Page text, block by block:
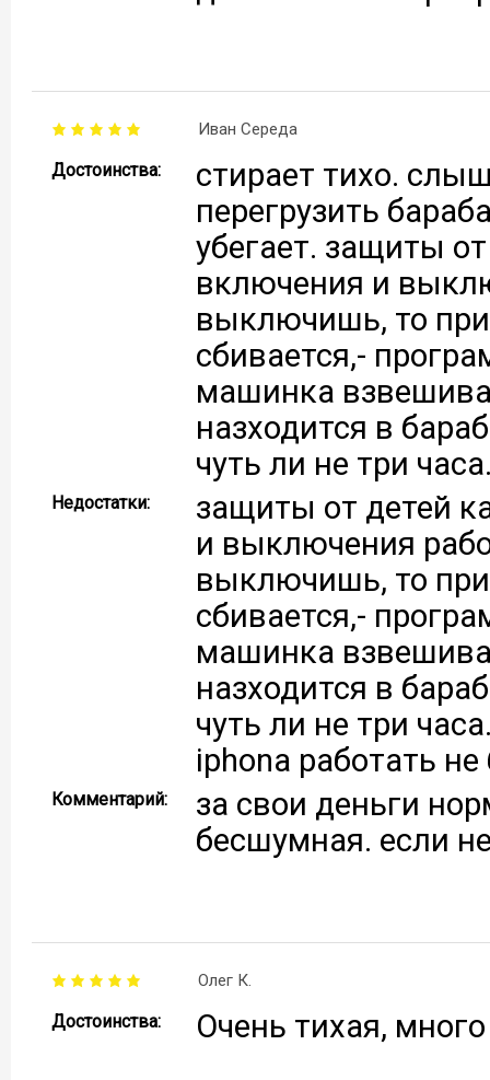
Иван Середа
Достоинства:
стирает тихо.
перегрузить
убегает. защиты
включения и
выключишь, то
сбивается,-
машинка
назходится в
чуть ли не три
Недостатки:
защиты от детей
и выключения
выключишь, то
сбивается,-
машинка
назходится в
чуть ли не три
iphona работать
Комментарий:
за свои деньги
бесшумная. если
Олег К.
Достоинства: Очень тихая,